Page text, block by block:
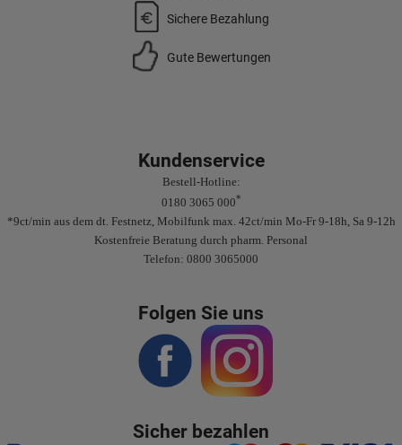
Sichere Bezahlung
Gute Bewertungen
Kundenservice
Bestell-Hotline:
0180 3065 000*
*9ct/min aus dem dt. Festnetz, Mobilfunk max. 42ct/min Mo-Fr 9-18h, Sa 9-12h
Kostenfreie Beratung durch pharm. Personal
Telefon: 0800 3065000
Folgen Sie uns
Sicher bezahlen